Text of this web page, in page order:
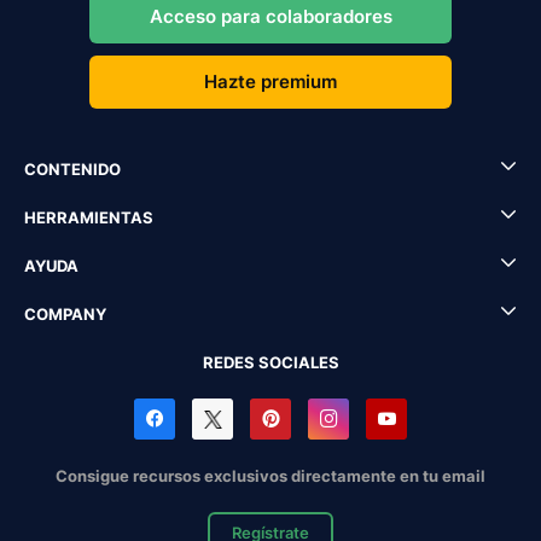
Acceso para colaboradores
Hazte premium
CONTENIDO
HERRAMIENTAS
AYUDA
COMPANY
REDES SOCIALES
Consigue recursos exclusivos directamente en tu email
Regístrate